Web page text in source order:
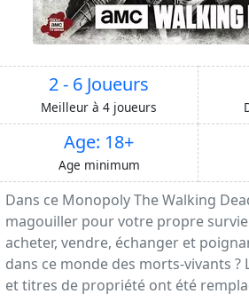
2 - 6 Joueurs
Meilleur à 4 joueurs
Age: 18+
Age minimum
Dans ce Monopoly The Walking
magouiller pour votre propre
acheter, vendre, échanger et
dans ce monde des morts-vivants ?
et titres de propriété ont été